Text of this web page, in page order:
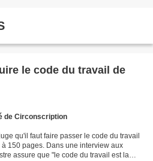
le code du travail de
de Circonscription
qu'il faut faire passer le code du travail
150 pages. Dans une interview aux
assure que "le code du travail est la